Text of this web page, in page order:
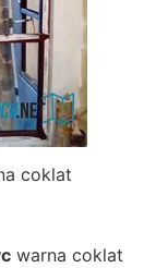
coklat
warna coklat